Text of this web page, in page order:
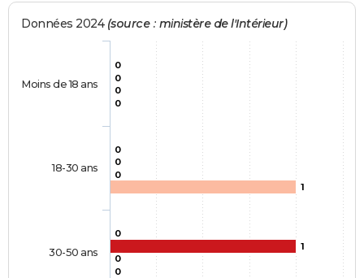
Données 2024 (source : ministère de l'Intérieur)
0
0
0
0
0
1
0
0
0
0
1
0
Moins de 18 ans
18-30 ans
30-50 ans